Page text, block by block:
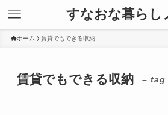
すなおな暮らし
ホーム 賃貸でもできる収納
賃貸でもできる収納 – tag